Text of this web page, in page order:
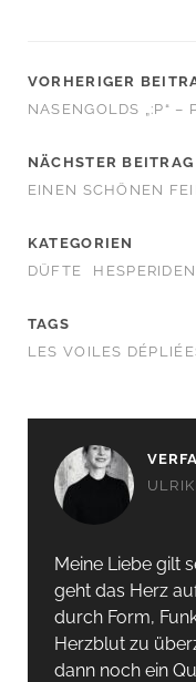
VORHERIGER
NASENGOLDS „:P“ –
NÄCHSTER BEITRAG
EINEN SCHÖNEN
KATEGORIEN
DÜFTE
HESPERIDEN
TAGS
LES VOILES
Meine Liebe gilt
geht das Herz
durch Form,
Herzblut zu
dann noch ein